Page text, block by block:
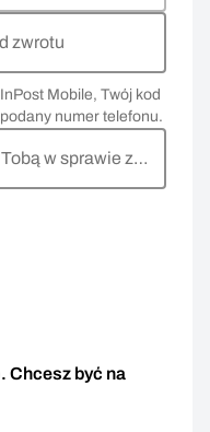
zwrotu
Mobile, Twój kod
numer telefonu.
w sprawie zwrotu
Chcesz być na